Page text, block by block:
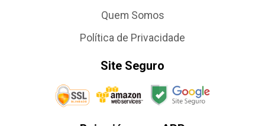
Quem Somos
Política de Privacidade
Site Seguro